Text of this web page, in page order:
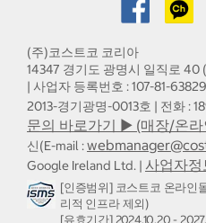
(주)코스트코 코리아
14347 경기도 광명시 일직로 40
| 사업자 등록번호 : 107-81-
2013-경기광명-0013호 | 전화 :
문의 바로가기 ▶ (매장/온라
신(E-mail :
Google Ireland Ltd. | 사업자정
[인증범위] 코스트코 온라인
리적 인프라 제외)
[유효기간] 2024.10.20 -